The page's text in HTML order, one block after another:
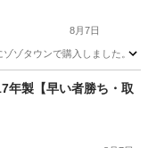
8月7日
ゾタウンで購入しました。
年製【早い者勝ち・取